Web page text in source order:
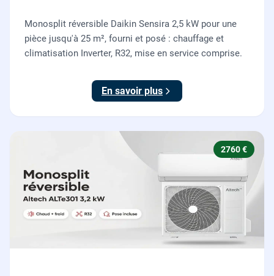
Monosplit réversible Daikin Sensira 2,5 kW pour une
pièce jusqu'à 25 m², fourni et posé : chauffage et
climatisation Inverter, R32, mise en service comprise.
En savoir plus
2760 €